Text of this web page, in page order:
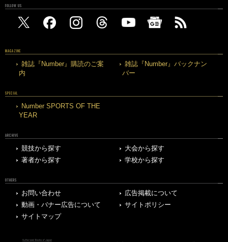
FOLLOW US
MAGAZINE
雑誌『Number』購読のご案
内
雑誌『Number』バックナン
バー
SPECIAL
Number SPORTS OF THE
YEAR
ARCHIVE
競技から探す
大会から探す
著者から探す
学校から探す
OTHERS
お問い合わせ
広告掲載について
動画・バナー広告について
サイトポリシー
サイトマップ